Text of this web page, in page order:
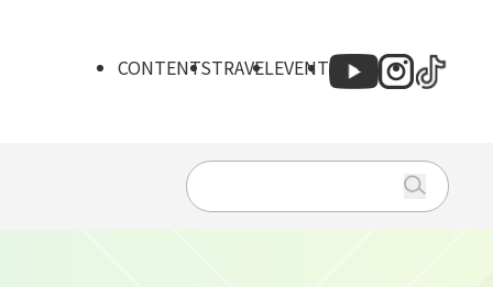
EVENT
TRAVEL
CONTENTS
Search